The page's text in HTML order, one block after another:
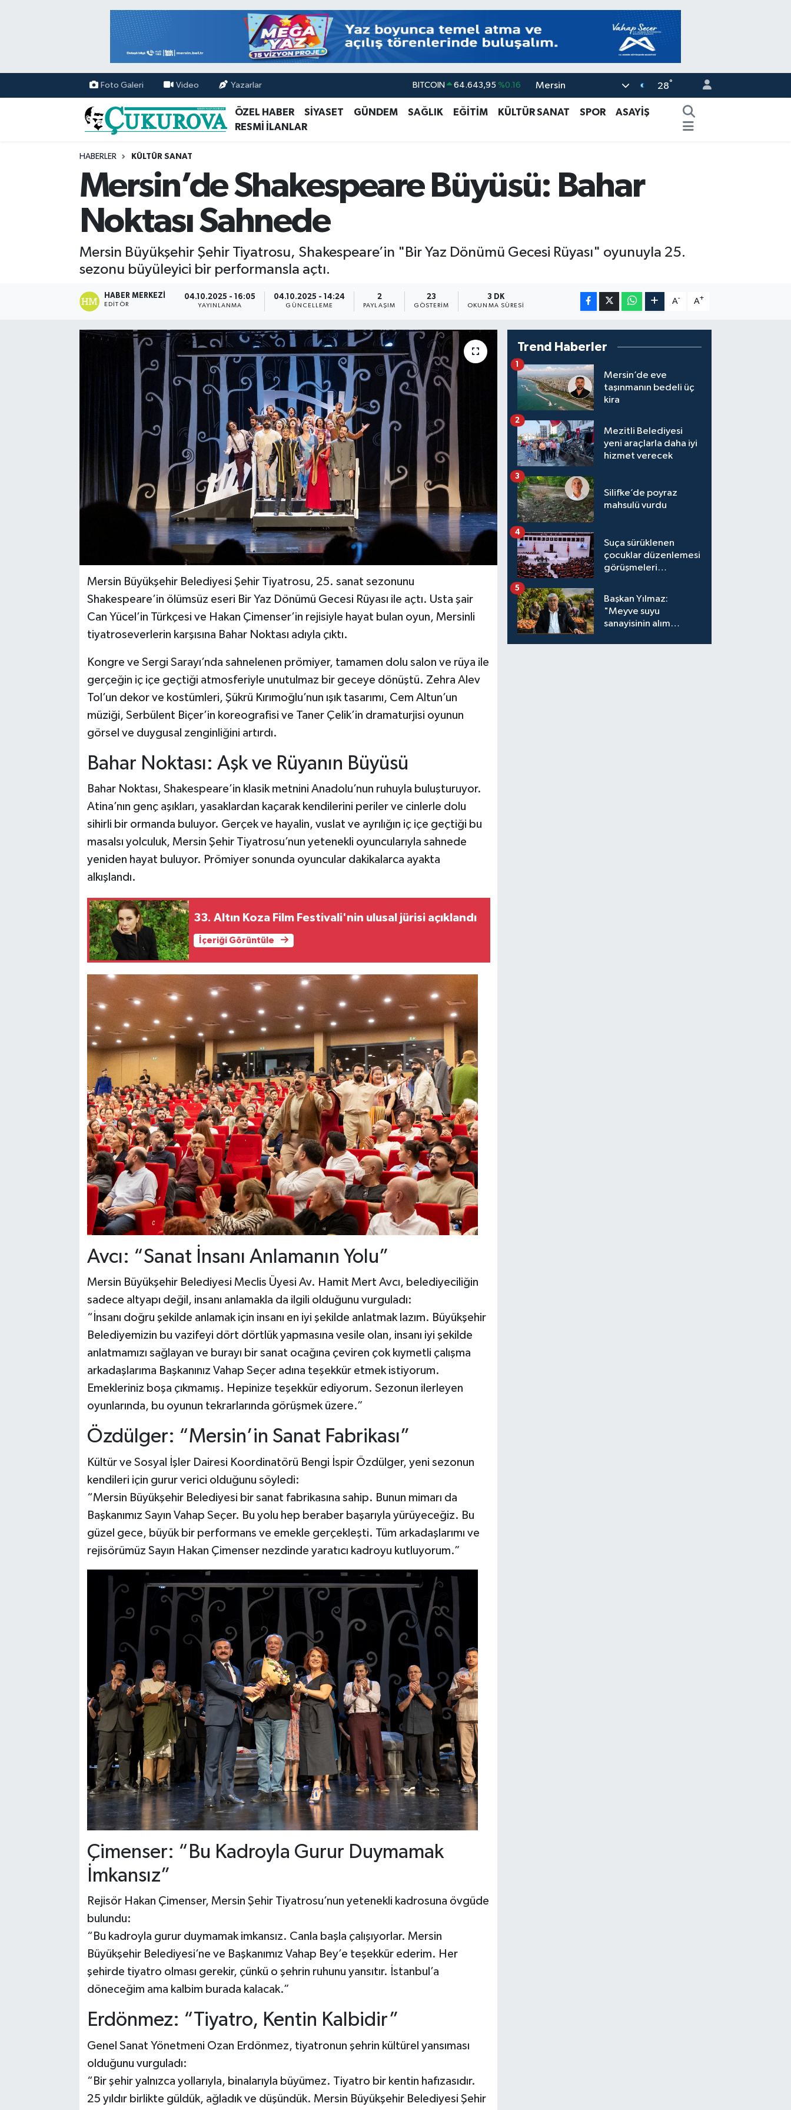
Foto Galeri Video Yazarlar DOLAR 47,6006 %0.06
EURO 55,0250 %0.02
BITCOIN 64.643,95 %0.16
Mersin 28°
ÖZEL HABER SİYASET GÜNDEM SAĞLIK EĞİTİM KÜLTÜR SANAT SPOR
ASAYİŞ
RESMİ İLANLAR
HABERLER KÜLTÜR SANAT
Mersin’de Shakespeare Büyüsü: Bahar
Noktası Sahnede
Mersin Büyükşehir Şehir Tiyatrosu, Shakespeare’in "Bir Yaz Dönümü Gecesi Rüyası" oyunuyla 25.
sezonu büyüleyici bir performansla açtı.
HABER MERKEZI
EDITÖR
04.10.2025 - 16:05
YAYINLANMA
04.10.2025 - 14:24
GÜNCELLEME
2
PAYLAŞIM
23
GÖSTERIM
3 DK
OKUNMA SÜRESI
A- A+
Mersin Büyükşehir Belediyesi Şehir Tiyatrosu, 25. sanat sezonunu
Shakespeare’in ölümsüz eseri Bir Yaz Dönümü Gecesi Rüyası ile açtı. Usta şair
Can Yücel’in Türkçesi ve Hakan Çimenser’in rejisiyle hayat bulan oyun, Mersinli
tiyatroseverlerin karşısına Bahar Noktası adıyla çıktı.
Kongre ve Sergi Sarayı’nda sahnelenen prömiyer, tamamen dolu salon ve rüya ile
gerçeğin iç içe geçtiği atmosferiyle unutulmaz bir geceye dönüştü. Zehra Alev
Tol’un dekor ve kostümleri, Şükrü Kırımoğlu’nun ışık tasarımı, Cem Altun’un
müziği, Serbülent Biçer’in koreografisi ve Taner Çelik’in dramaturjisi oyunun
görsel ve duygusal zenginliğini artırdı.
Bahar Noktası: Aşk ve Rüyanın Büyüsü
Bahar Noktası, Shakespeare’in klasik metnini Anadolu’nun ruhuyla buluşturuyor.
Atina’nın genç aşıkları, yasaklardan kaçarak kendilerini periler ve cinlerle dolu
sihirli bir ormanda buluyor. Gerçek ve hayalin, vuslat ve ayrılığın iç içe geçtiği bu
masalsı yolculuk, Mersin Şehir Tiyatrosu’nun yetenekli oyuncularıyla sahnede
yeniden hayat buluyor. Prömiyer sonunda oyuncular dakikalarca ayakta
alkışlandı.
33. Altın Koza Film Festivali'nin ulusal jürisi açıklandı
İçeriği Görüntüle
Avcı: “Sanat İnsanı Anlamanın Yolu”
Mersin Büyükşehir Belediyesi Meclis Üyesi Av. Hamit Mert Avcı, belediyeciliğin
sadece altyapı değil, insanı anlamakla da ilgili olduğunu vurguladı:
“İnsanı doğru şekilde anlamak için insanı en iyi şekilde anlatmak lazım. Büyükşehir
Belediyemizin bu vazifeyi dört dörtlük yapmasına vesile olan, insanı iyi şekilde
anlatmamızı sağlayan ve burayı bir sanat ocağına çeviren çok kıymetli çalışma
arkadaşlarıma Başkanınız Vahap Seçer adına teşekkür etmek istiyorum.
Emekleriniz boşa çıkmamış. Hepinize teşekkür ediyorum. Sezonun ilerleyen
oyunlarında, bu oyunun tekrarlarında görüşmek üzere.”
Özdülger: “Mersin’in Sanat Fabrikası”
Kültür ve Sosyal İşler Dairesi Koordinatörü Bengi İspir Özdülger, yeni sezonun
kendileri için gurur verici olduğunu söyledi:
“Mersin Büyükşehir Belediyesi bir sanat fabrikasına sahip. Bunun mimarı da
Başkanımız Sayın Vahap Seçer. Bu yolu hep beraber başarıyla yürüyeceğiz. Bu
güzel gece, büyük bir performans ve emekle gerçekleşti. Tüm arkadaşlarımı ve
rejisörümüz Sayın Hakan Çimenser nezdinde yaratıcı kadroyu kutluyorum.”
Çimenser: “Bu Kadroyla Gurur Duymamak
İmkansız”
Rejisör Hakan Çimenser, Mersin Şehir Tiyatrosu’nun yetenekli kadrosuna övgüde
bulundu:
“Bu kadroyla gurur duymamak imkansız. Canla başla çalışıyorlar. Mersin
Büyükşehir Belediyesi’ne ve Başkanımız Vahap Bey’e teşekkür ederim. Her
şehirde tiyatro olması gerekir, çünkü o şehrin ruhunu yansıtır. İstanbul’a
döneceğim ama kalbim burada kalacak.”
Erdönmez: “Tiyatro, Kentin Kalbidir”
Genel Sanat Yönetmeni Ozan Erdönmez, tiyatronun şehrin kültürel yansıması
olduğunu vurguladı:
“Bir şehir yalnızca yollarıyla, binalarıyla büyümez. Tiyatro bir kentin hafızasıdır.
25 yıldır birlikte güldük, ağladık ve düşündük. Mersin Büyükşehir Belediyesi Şehir
Trend Haberler
Mersin’de eve
taşınmanın bedeli üç
kira
1
Mezitli Belediyesi
yeni araçlarla daha iyi
hizmet verecek
2
Silifke’de poyraz
mahsulü vurdu
3
Suça sürüklenen
çocuklar düzenlemesi
görüşmeleri
4
Başkan Yılmaz:
"Meyve suyu
sanayisinin alım
5
Mersin Nöbetçi Eczaneler
Mersin Hava Durumu
Mersin Namaz Vakitleri
Mersin Trafik Yoğunluk Haritası
Tüm Manşetler
Son Dakika Haberleri
Haber Arşivi